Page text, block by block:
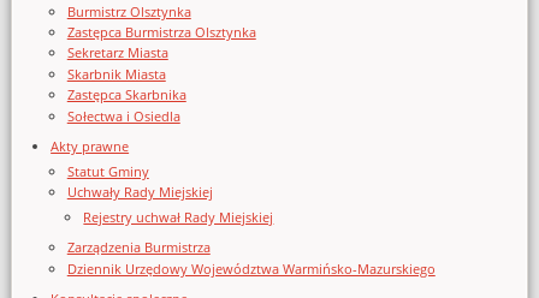
Burmistrz Olsztynka
Zastępca Burmistrza Olsztynka
Sekretarz Miasta
Skarbnik Miasta
Zastępca Skarbnika
Sołectwa i Osiedla
Akty prawne
Statut Gminy
Uchwały Rady Miejskiej
Rejestry uchwał Rady Miejskiej
Zarządzenia Burmistrza
Dziennik Urzędowy Województwa Warmińsko-Mazurskiego